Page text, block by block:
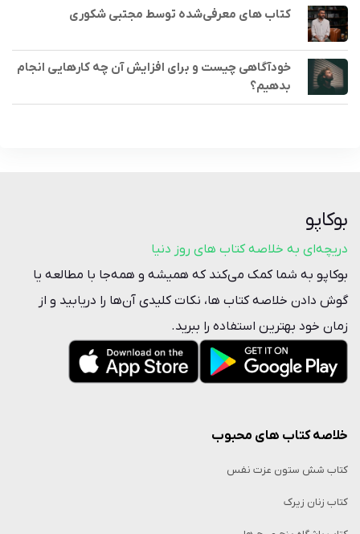
کتاب های معرفی‌شده توسط مجتبی شکوری
خودآگاهی چیست و برای افزایش آن چه کارهایی انجام
بدهیم؟
بوکاپو
دریچه‌ای به خلاصه کتاب‌ های روز دنیا
بوکاپو به شما کمک می‌کند که همیشه و همه‌جا با مطالعه یا
گوش دادن خلاصه‌ کتاب ها، نکات کلیدی آن‌ها را دریابید و از
زمان خود بهترین استفاده را ببرید.
خلاصه کتاب‌ های محبوب
کتاب شش ستون عزت نفس
کتاب زنان زیرک